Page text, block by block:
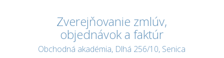
Zverejňovanie zmlúv,
objednávok a faktúr
Obchodná akadémia, Dlhá 256/10, Senica